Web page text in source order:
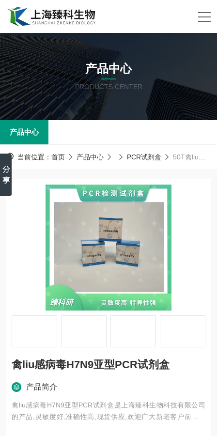
产品中心
PRODUCTS CENTER
产品中心
当前位置： 首页 产品中心 PCR试剂盒 50T禽liu感病毒H7N9亚型PCR试剂盒
禽liu感病毒H7N9亚型PCR试剂盒
产品简介
禽liu感病毒H7N9亚型PCR试剂盒是上海臻科生物科技有限公司
的产品,灵敏度好,准确性高,现货供应,欢迎广大新老客户前来选
购。